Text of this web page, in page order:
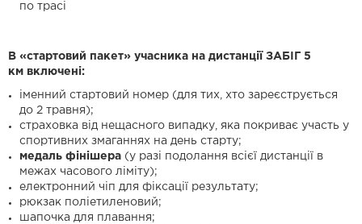
по трасі
В «стартовий пакет» учасника на дистанції ЗАБІГ 5
км включені:
іменний стартовий номер (для тих, хто зареєструється
до 2 травня);
страховка від нещасного випадку, яка покриває участь у
спортивних змаганнях на день старту;
медаль фінішера (у разі подолання всієї дистанції в
межах часового ліміту);
електронний чіп для фіксації результату;
рюкзак поліетиленовий;
шапочка для плавання;